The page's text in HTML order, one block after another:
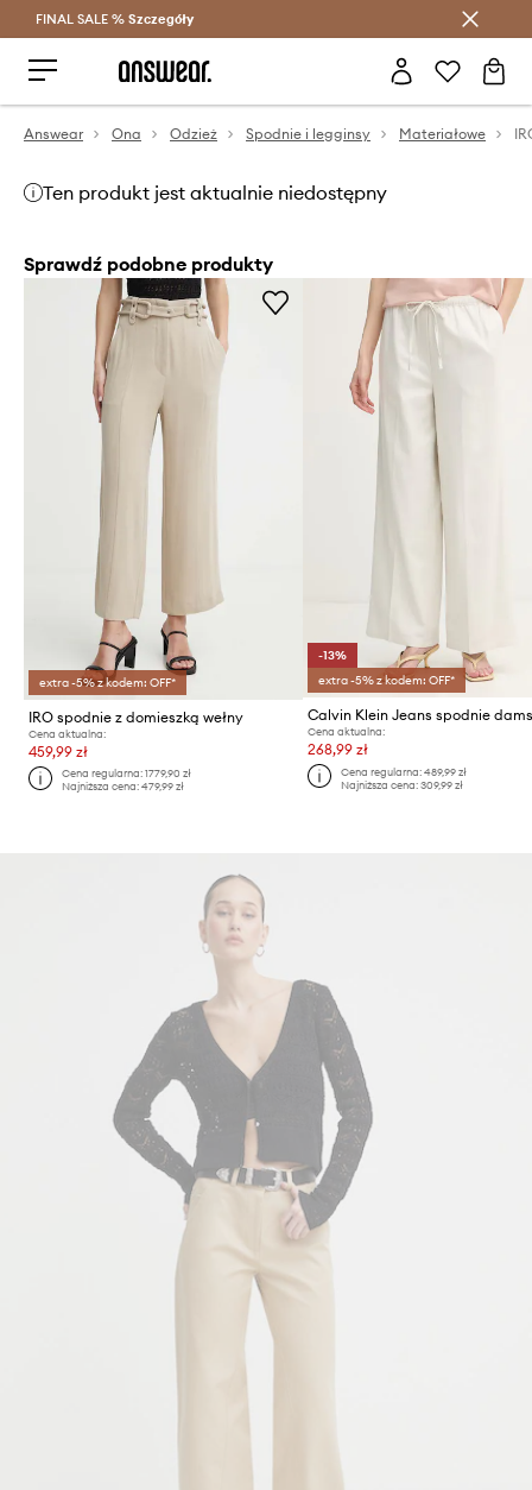
Oszczędzaj z Answear Club >
FINAL SALE % Szczegóły
Answear Ona Odzież Spodnie i legginsy Materiałowe
Ten produkt jest aktualnie niedostępny
Sprawdź podobne produkty
extra -5% z kodem: OFF*
IRO spodnie z domieszką wełny
Cena aktualna:
459,99 zł
Cena regularna:1779,90 zł
Najniższa cena:479,99 zł
-13%
extra -5% z kodem: OFF*
Cena aktualna:
268,99 zł
Cena regularna: 489,99 zł
Najniższa cena: 309,99 zł